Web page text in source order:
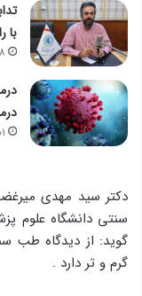
با
درمان
دکتر سید مهدی
سنتی دانشگاه علوم
گوید: از دیدگاه طب
گرم و تر دارد .